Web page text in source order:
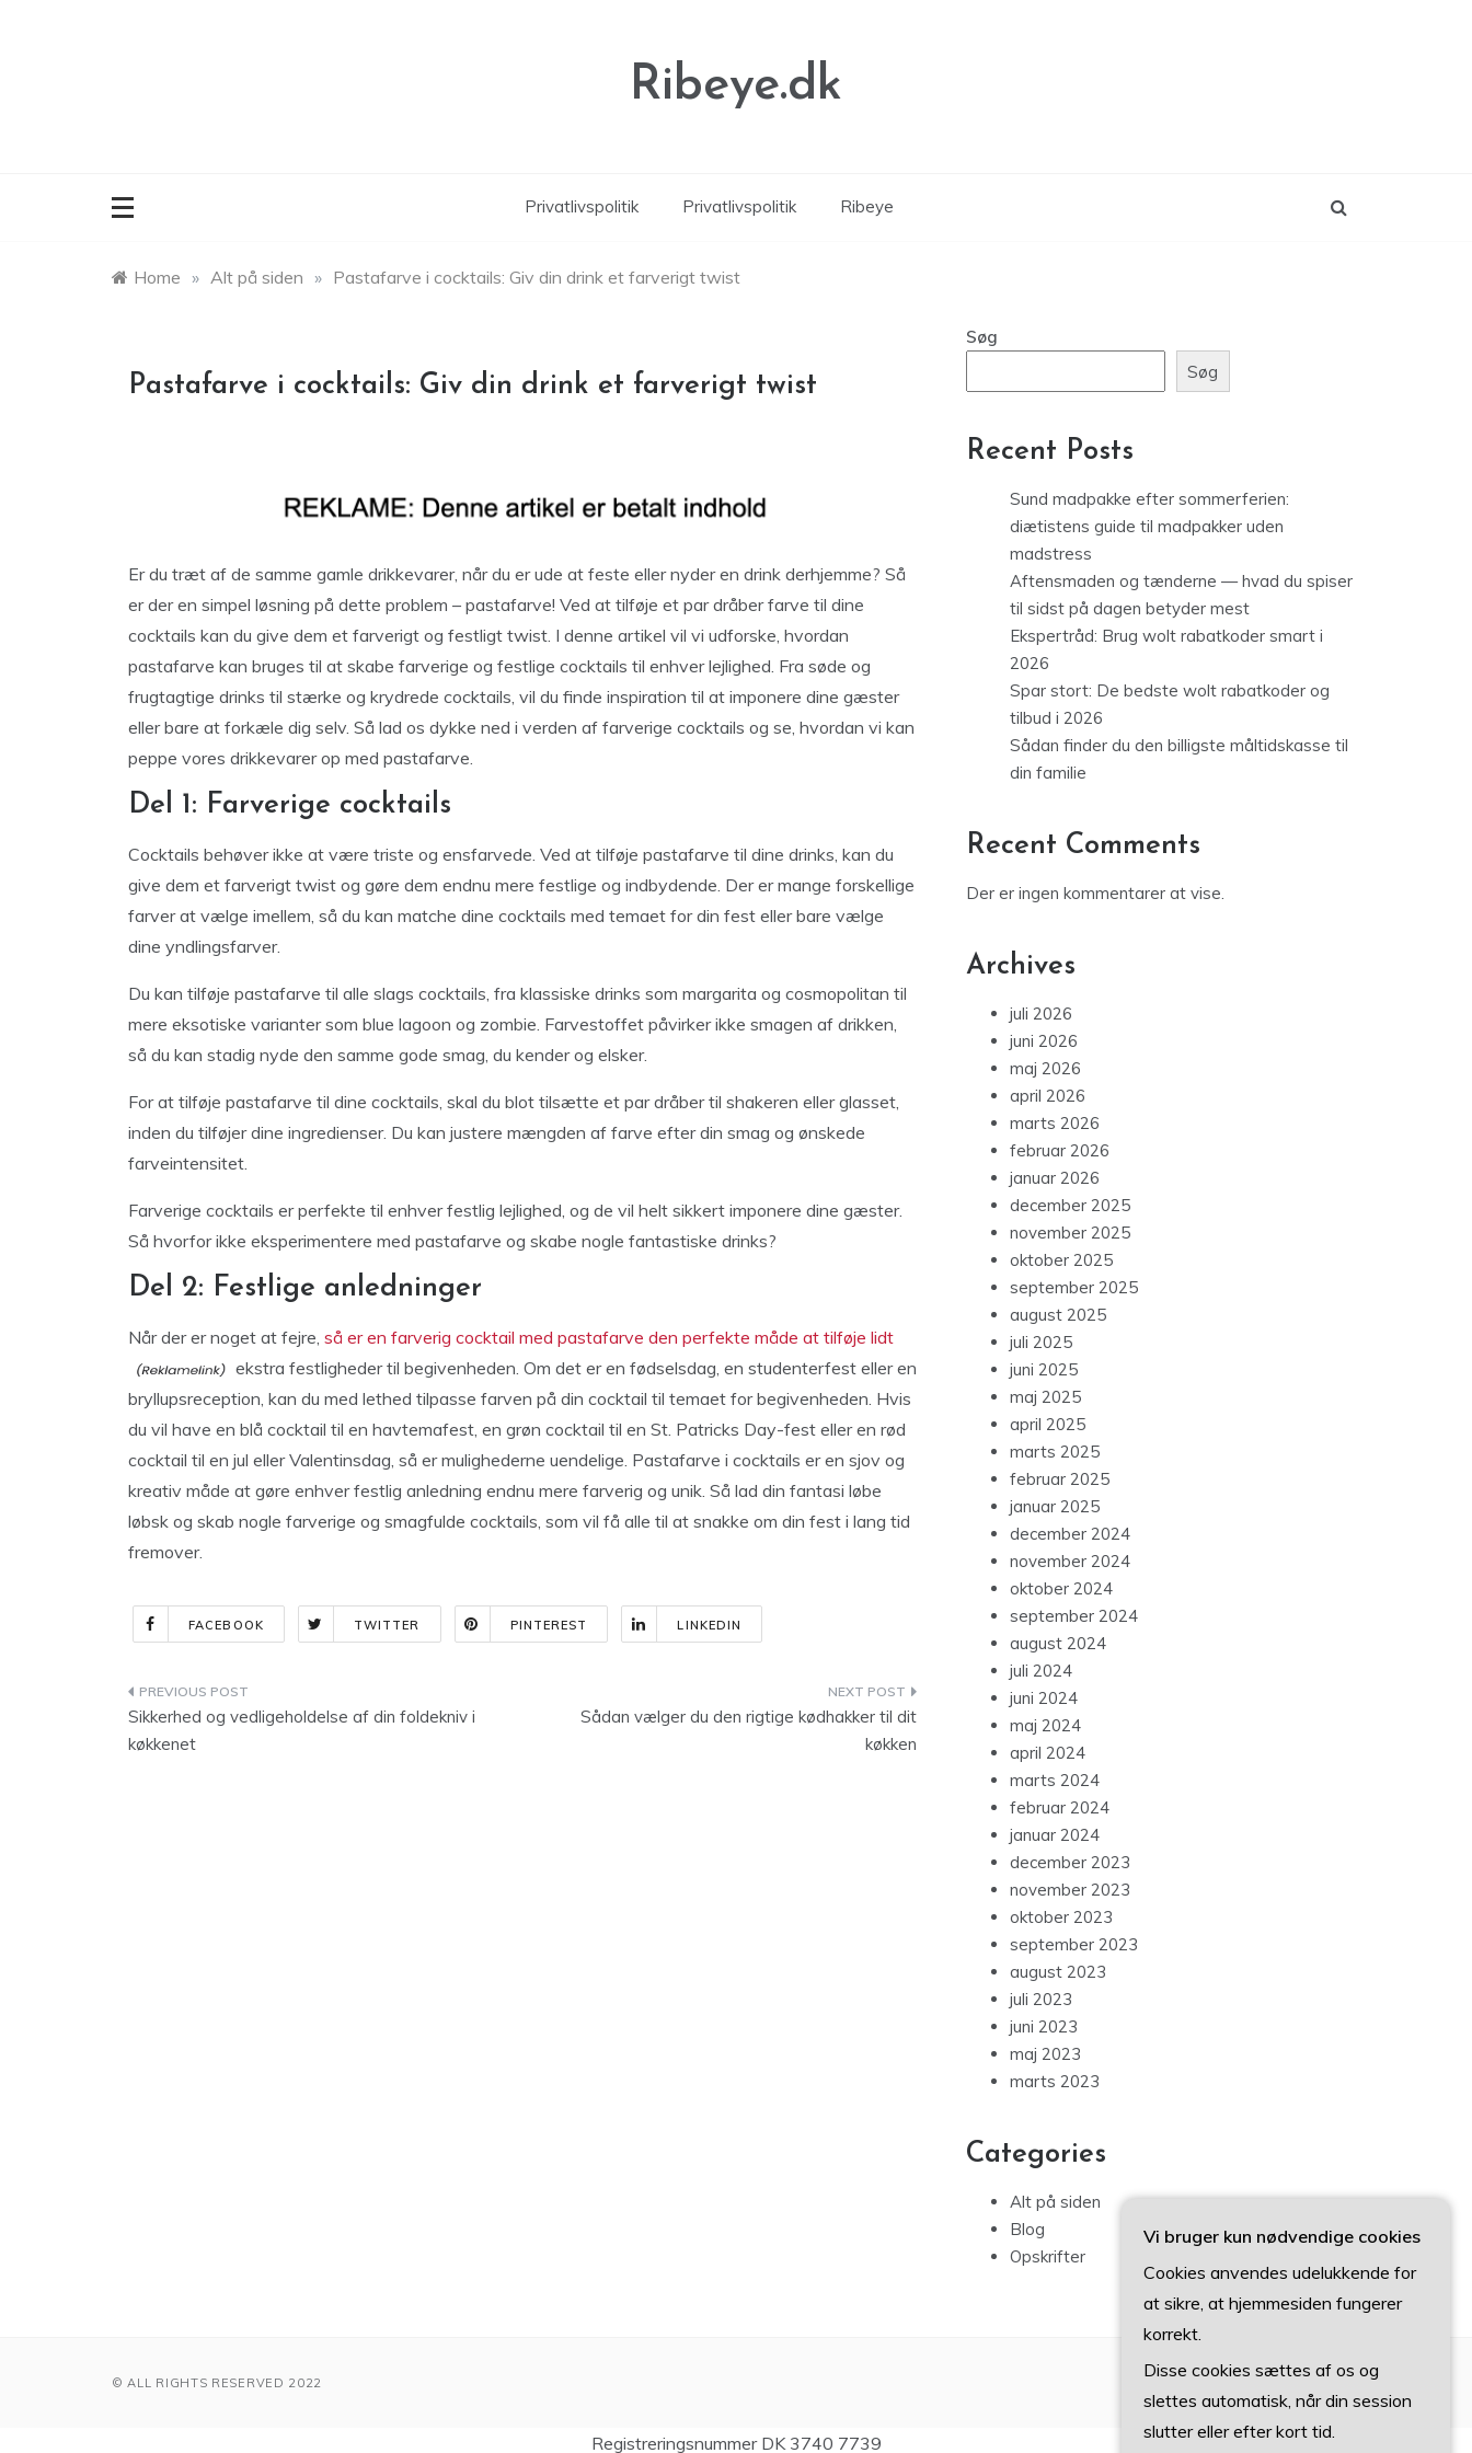
Ribeye.dk
Privatlivspolitik Privatlivspolitik Ribeye
Home » Alt på siden » Pastafarve i cocktails: Giv din drink et farverigt twist
Pastafarve i cocktails: Giv din drink et farverigt twist
Er du træt af de samme gamle drikkevarer, når du er ude at feste eller nyder en drink derhjemme? Så
er der en simpel løsning på dette problem – pastafarve! Ved at tilføje et par dråber farve til dine
cocktails kan du give dem et farverigt og festligt twist. I denne artikel vil vi udforske, hvordan
pastafarve kan bruges til at skabe farverige og festlige cocktails til enhver lejlighed. Fra søde og
frugtagtige drinks til stærke og krydrede cocktails, vil du finde inspiration til at imponere dine gæster
eller bare at forkæle dig selv. Så lad os dykke ned i verden af farverige cocktails og se, hvordan vi kan
peppe vores drikkevarer op med pastafarve.
Del 1: Farverige cocktails
Cocktails behøver ikke at være triste og ensfarvede. Ved at tilføje pastafarve til dine drinks, kan du
give dem et farverigt twist og gøre dem endnu mere festlige og indbydende. Der er mange forskellige
farver at vælge imellem, så du kan matche dine cocktails med temaet for din fest eller bare vælge
dine yndlingsfarver.
Du kan tilføje pastafarve til alle slags cocktails, fra klassiske drinks som margarita og cosmopolitan til
mere eksotiske varianter som blue lagoon og zombie. Farvestoffet påvirker ikke smagen af ​​drikken,
så du kan stadig nyde den samme gode smag, du kender og elsker.
For at tilføje pastafarve til dine cocktails, skal du blot tilsætte et par dråber til shakeren eller glasset,
inden du tilføjer dine ingredienser. Du kan justere mængden af ​​farve efter din smag og ønskede
farveintensitet.
Farverige cocktails er perfekte til enhver festlig lejlighed, og de vil helt sikkert imponere dine gæster.
Så hvorfor ikke eksperimentere med pastafarve og skabe nogle fantastiske drinks?
Del 2: Festlige anledninger
Når der er noget at fejre, så er en farverig cocktail med pastafarve den perfekte måde at tilføje lidt
ekstra festligheder til begivenheden. Om det er en fødselsdag, en studenterfest eller en
bryllupsreception, kan du med lethed tilpasse farven på din cocktail til temaet for begivenheden. Hvis
du vil have en blå cocktail til en havtemafest, en grøn cocktail til en St. Patricks Day-fest eller en rød
cocktail til en jul eller Valentinsdag, så er mulighederne uendelige. Pastafarve i cocktails er en sjov og
kreativ måde at gøre enhver festlig anledning endnu mere farverig og unik. Så lad din fantasi løbe
løbsk og skab nogle farverige og smagfulde cocktails, som vil få alle til at snakke om din fest i lang tid
fremover.
FACEBOOK TWITTER PINTEREST LINKEDIN
Indlægsnavigation
Sikkerhed og vedligeholdelse af din foldekniv i
køkkenet
Sådan vælger du den rigtige kødhakker til dit
køkken
Søg
Søg
Recent Posts
Sund madpakke efter sommerferien:
diætistens guide til madpakker uden
madstress
Aftensmaden og tænderne — hvad du spiser
til sidst på dagen betyder mest
Ekspertråd: Brug wolt rabatkoder smart i
2026
Spar stort: De bedste wolt rabatkoder og
tilbud i 2026
Sådan finder du den billigste måltidskasse til
din familie
Recent Comments
Der er ingen kommentarer at vise.
Archives
juli 2026
juni 2026
maj 2026
april 2026
marts 2026
februar 2026
januar 2026
december 2025
november 2025
oktober 2025
september 2025
august 2025
juli 2025
juni 2025
maj 2025
april 2025
marts 2025
februar 2025
januar 2025
december 2024
november 2024
oktober 2024
september 2024
august 2024
juli 2024
juni 2024
maj 2024
april 2024
marts 2024
februar 2024
januar 2024
december 2023
november 2023
oktober 2023
september 2023
august 2023
juli 2023
juni 2023
maj 2023
marts 2023
Categories
Alt på siden
Blog
Opskrifter
© ALL RIGHTS RESERVED 2022
Registreringsnummer DK 3740 7739
Vi bruger kun nødvendige cookies
Cookies anvendes udelukkende for
at sikre, at hjemmesiden fungerer
korrekt.
Disse cookies sættes af os og
slettes automatisk, når din session
slutter eller efter kort tid.